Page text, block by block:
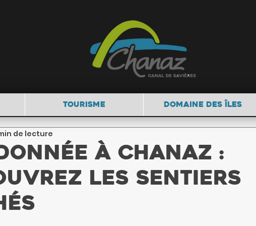
TOURISME DOMAINE DES ÎLES
à Chanaz :
les Sentiers
de lecture